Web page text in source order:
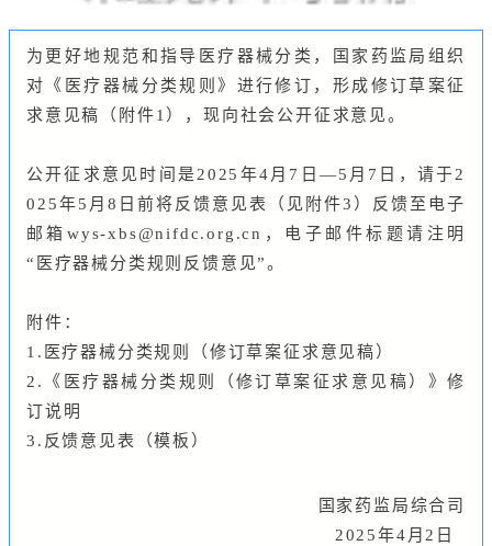
为更好地规范和指导医疗器械分类，国家药监局组织
对《医疗器械分类规则》进行修订，形成修订草案征
求意见稿（附件1），现向社会公开征求意见。
公开征求意见时间是2025年4月7日—5月7日，请于2
025年5月8日前将反馈意见表（见附件3）反馈至电子
邮箱wys-xbs@nifdc.org.cn，电子邮件标题请注明
“医疗器械分类规则反馈意见”。
附件：
1.医疗器械分类规则（修订草案征求意见稿）
2.《医疗器械分类规则（修订草案征求意见稿）》修
订说明
3.反馈意见表（模板）
国家药监局综合司
2025年4月2日